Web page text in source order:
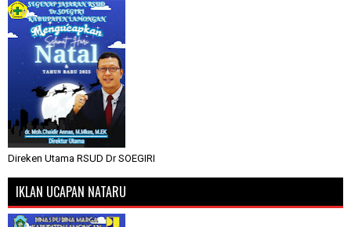
Direken Utama RSUD Dr SOEGIRI
IKLAN UCAPAN NATARU